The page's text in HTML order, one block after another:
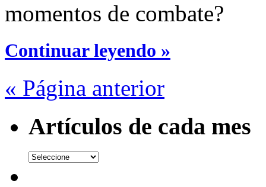
momentos de combate?
Continuar leyendo »
« Página anterior
Artículos de cada mes